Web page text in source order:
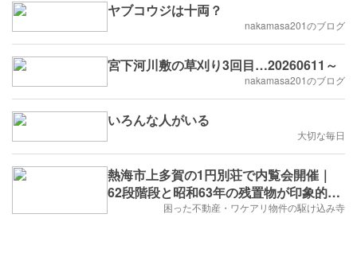
ヤブコウジは十両？
nakamasa201のブログ
宮下河川敷の草刈り3回目…20260611～
nakamasa201のブログ
いろんな人がいる
大切な毎日
熱海市上多賀の1円別荘で内覧会開催｜
62段階段と昭和63年の残置物が印象的だ
困った不動産・ワケアリ物件の駆け込み寺